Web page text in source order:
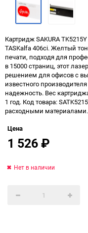
Картридж SAKURA
TASKalfa 406ci. Желтый
печати, подходя для
в 15000 страниц, этот
решением для офисов с
известного
надежность. Вес
1 год. Код товара:
расходными материалами.
Цена
1 526₽
Нет в наличии